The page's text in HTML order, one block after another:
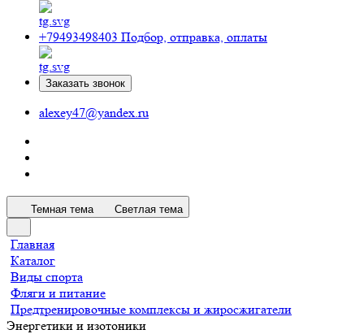
+79493498403 Подбор, отправка, оплаты
Заказать звонок
alexey47@yandex.ru
Темная тема Светлая тема
Главная
Каталог
Виды спорта
Фляги и питание
Предтренировочные комплексы и жиросжигатели
Энергетики и изотоники